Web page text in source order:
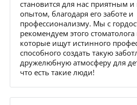
становится для нас приятным
опытом, благодаря его заботе и
профессионализму. Мы с
рекомендуем этого
которые ищут истинного
способного создать такую
дружелюбную атмосферу для
что есть такие люди!